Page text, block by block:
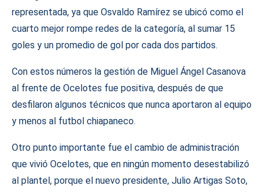
representada, ya que Osvaldo Ramírez se ubicó como el
cuarto mejor rompe redes de la categoría, al sumar 15
goles y un promedio de gol por cada dos partidos.
Con estos números la gestión de Miguel Ángel Casanova
al frente de Ocelotes fue positiva, después de que
desfilaron algunos técnicos que nunca aportaron al equipo
y menos al futbol chiapaneco.
Otro punto importante fue el cambio de administración
que vivió Ocelotes, que en ningún momento desestabilizó
al plantel, porque el nuevo presidente, Julio Artigas Soto,